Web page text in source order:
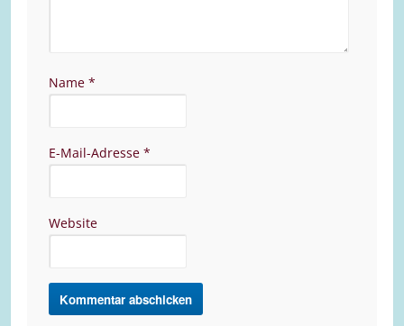
Name *
E-Mail-Adresse *
Website